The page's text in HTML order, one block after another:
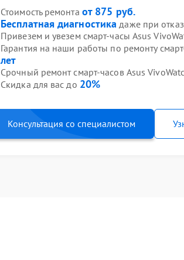
Стоимость ремонта от 875 руб.
Бесплатная диагностика даже при
Привезем и увезем смарт-часы Asus
Гарантия на наши работы по ремонту
лет
Срочный ремонт смарт-часов Asus
Скидка для вас до 20%
Консультация со специалистом